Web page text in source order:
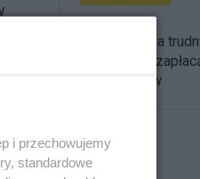
Biznes czeka
Firmy znów
pracowników
i przechowujemy
standardowe